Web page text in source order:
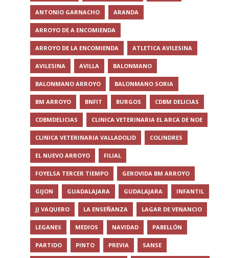
ANTONIO GARNACHO ARANDA
ARROYO DE A ENCOMIENDA
ARROYO DE LA ENCOMIENDA ATLETICA AVILESINA
AVILESINA AVILLA BALONMANO
BALONMANO ARROYO BALONMANO SORIA
BM ARROYO BNFIT BURGOS CDBM DELICIAS
CDBMDELICIAS CLINICA VETERINARIA EL ARCA DE NOE
CLINICA VETERINARIA VALLADOLID COLINDRES
EL NUEVO ARROYO FILIAL
FOYELSA TERCER TIEMPO GEROVIDA BM ARROYO
GIJON GUADALAJARA GUDALAJARA INFANTIL
JJ VAQUERO LA ENSEÑANZA LAGAR DE VENANCIO
LEGANES MEDIOS NAVIDAD PABELLÓN
PARTIDO PINTO PREVIA SANSE